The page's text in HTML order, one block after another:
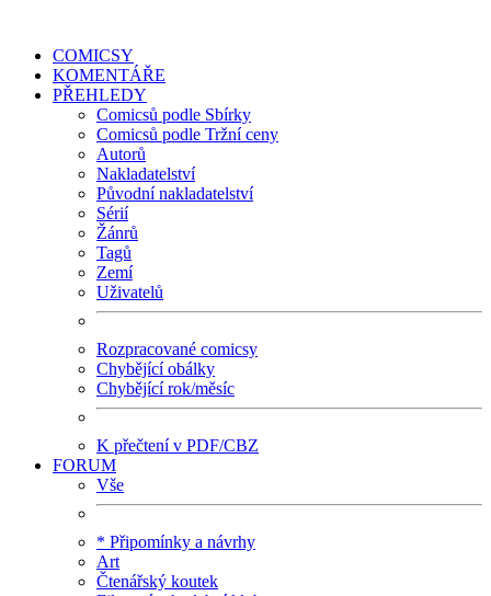
COMICSY
KOMENTÁŘE
PŘEHLEDY
Comicsů podle Sbírky
Comicsů podle Tržní ceny
Autorů
Nakladatelství
Původní nakladatelství
Sérií
Žánrů
Tagů
Zemí
Uživatelů
Rozpracované comicsy
Chybějící obálky
Chybějící rok/měsíc
K přečtení v PDF/CBZ
FORUM
Vše
* Připomínky a návrhy
Art
Čtenářský koutek